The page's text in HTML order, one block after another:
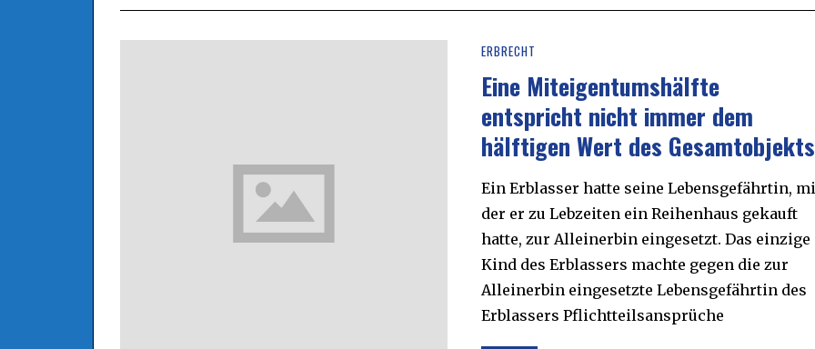
ERBRECHT
Eine Miteigentumshälfte
entspricht nicht immer dem
hälftigen Wert des Gesamtobjekts
Ein Erblasser hatte seine Lebensgefährtin,
der er zu Lebzeiten ein Reihenhaus gekauft
hatte, zur Alleinerbin eingesetzt. Das einzige
Kind des Erblassers machte gegen die zur
Alleinerbin eingesetzte Lebensgefährtin des
Erblassers Pflichtteilsansprüche